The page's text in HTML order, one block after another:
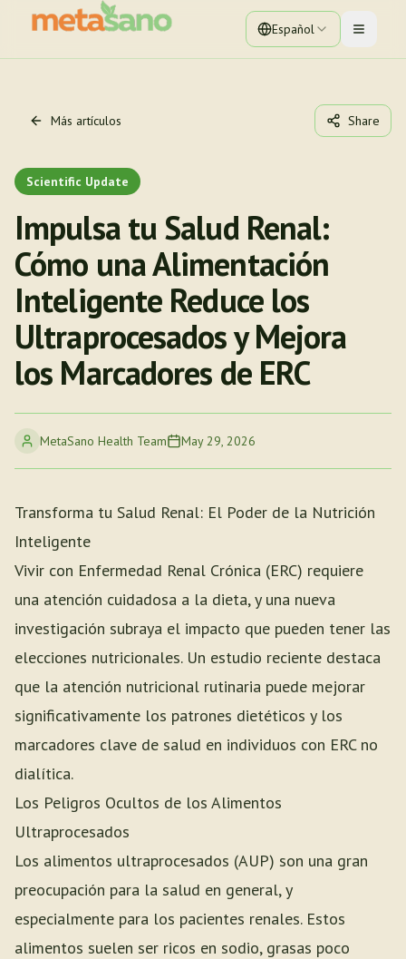
Español Toggle
Más artículos Share
Scientific Update
Impulsa tu Salud Renal:
Cómo una Alimentación
Inteligente Reduce los
Ultraprocesados y Mejora
los Marcadores de ERC
MetaSano Health Team May 29, 2026
Transforma tu Salud Renal: El Poder de la Nutrición
Inteligente
Vivir con Enfermedad Renal Crónica (ERC) requiere
una atención cuidadosa a la dieta, y una nueva
investigación subraya el impacto que pueden tener las
elecciones nutricionales. Un estudio reciente destaca
que la atención nutricional rutinaria puede mejorar
significativamente los patrones dietéticos y los
marcadores clave de salud en individuos con ERC no
dialítica.
Los Peligros Ocultos de los Alimentos
Ultraprocesados
Los alimentos ultraprocesados (AUP) son una gran
preocupación para la salud en general, y
especialmente para los pacientes renales. Estos
alimentos suelen ser ricos en sodio, grasas poco